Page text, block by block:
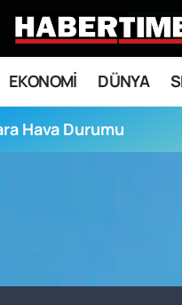
EKONOMİ DÜNYA
Hava Durumu
Nöbetçi Eczaneler
Hava Durumu
Namaz Vakitleri